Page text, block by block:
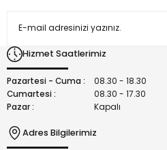
Ürün açıklamasında eksik
Bu ürüne benzer farklı
Hizmet Saatlerimiz
Pazartesi - Cuma :
08.30 - 18.30
Cumartesi :
08.30 - 17.30
Pazar :
Kapalı
Adres Bilgilerimiz